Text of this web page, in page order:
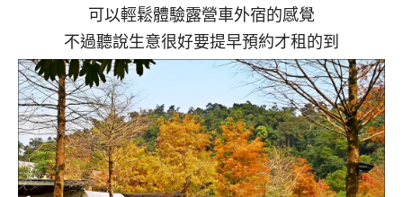
可以輕鬆體驗露營車外宿的感覺
不過聽說生意很好要提早預約才租的到